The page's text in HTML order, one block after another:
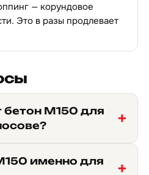
— корундовое
Это в разы продлевает
бетон М150 для
именно для